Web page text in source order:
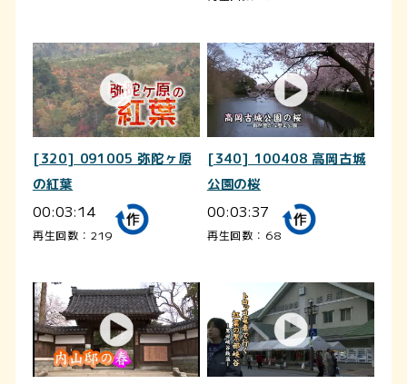
[320] 091005 弥陀ヶ原
の紅葉
00:03:14
再生回数：219
[340] 100408 高岡古城
公園の桜
00:03:37
再生回数：68